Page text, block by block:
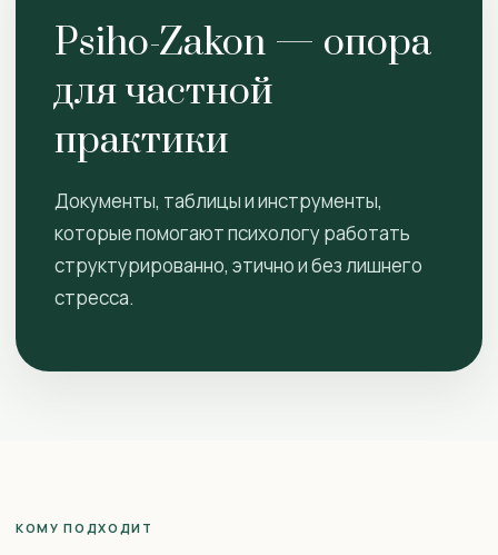
Psiho-Zakon — опора
для частной
практики
Документы, таблицы и инструменты,
которые помогают психологу работать
структурированно, этично и без лишнего
стресса.
КОМУ ПОДХОДИТ